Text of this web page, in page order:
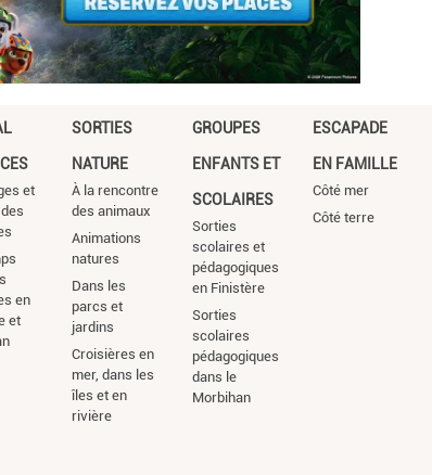
et
en
et
SORTIES
NATURE
À la rencontre
des animaux
Animations
natures
Dans les
parcs et
jardins
Croisières en
mer, dans les
îles et en
rivière
GROUPES
ENFANTS ET
SCOLAIRES
Sorties
scolaires et
pédagogiques
en Finistère
Sorties
scolaires
pédagogiques
dans le
Morbihan
ESCAPADE
EN FAMILLE
Côté mer
Côté terre